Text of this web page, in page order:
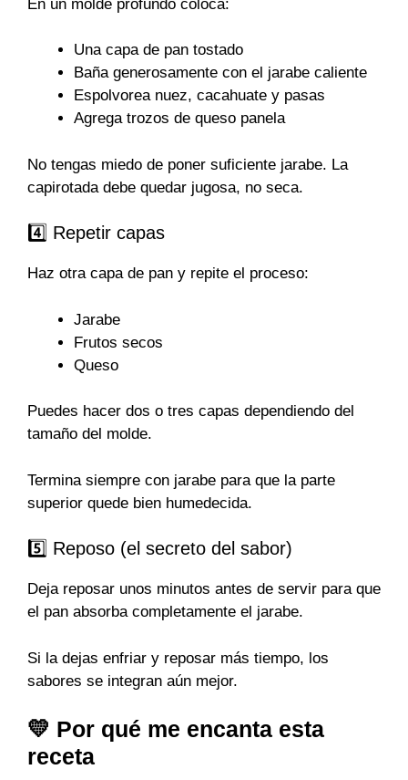
En un molde profundo coloca:
Una capa de pan tostado
Baña generosamente con el jarabe caliente
Espolvorea nuez, cacahuate y pasas
Agrega trozos de queso panela
No tengas miedo de poner suficiente jarabe. La
capirotada debe quedar jugosa, no seca.
4️⃣ Repetir capas
Haz otra capa de pan y repite el proceso:
Jarabe
Frutos secos
Queso
Puedes hacer dos o tres capas dependiendo del
tamaño del molde.
Termina siempre con jarabe para que la parte
superior quede bien humedecida.
5️⃣ Reposo (el secreto del sabor)
Deja reposar unos minutos antes de servir para que
el pan absorba completamente el jarabe.
Si la dejas enfriar y reposar más tiempo, los
sabores se integran aún mejor.
💛 Por qué me encanta esta
receta